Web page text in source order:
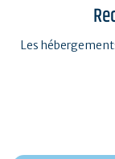
Les